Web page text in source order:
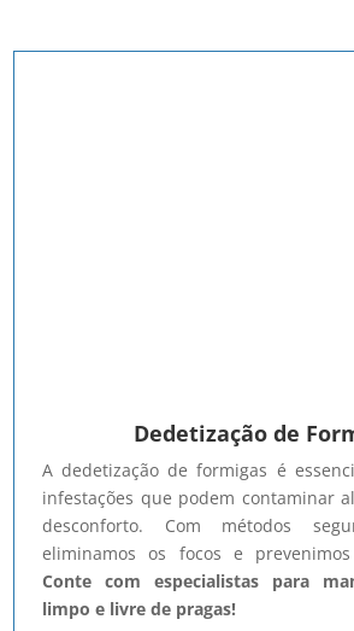
Dedetização de
A dedetização de formigas é
infestações que podem contaminar
desconforto. Com métodos
eliminamos os focos e
Conte com especialistas para
limpo e livre de pragas!